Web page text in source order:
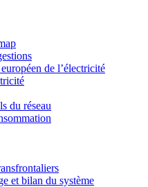
de l’électricité
du réseau
et bilan du système